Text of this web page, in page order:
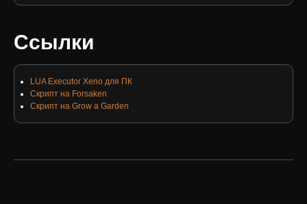
Ссылки
LUA Executor Xeno для ПК
Скрипт на Forsaken
Скрипт на Grow a Garden